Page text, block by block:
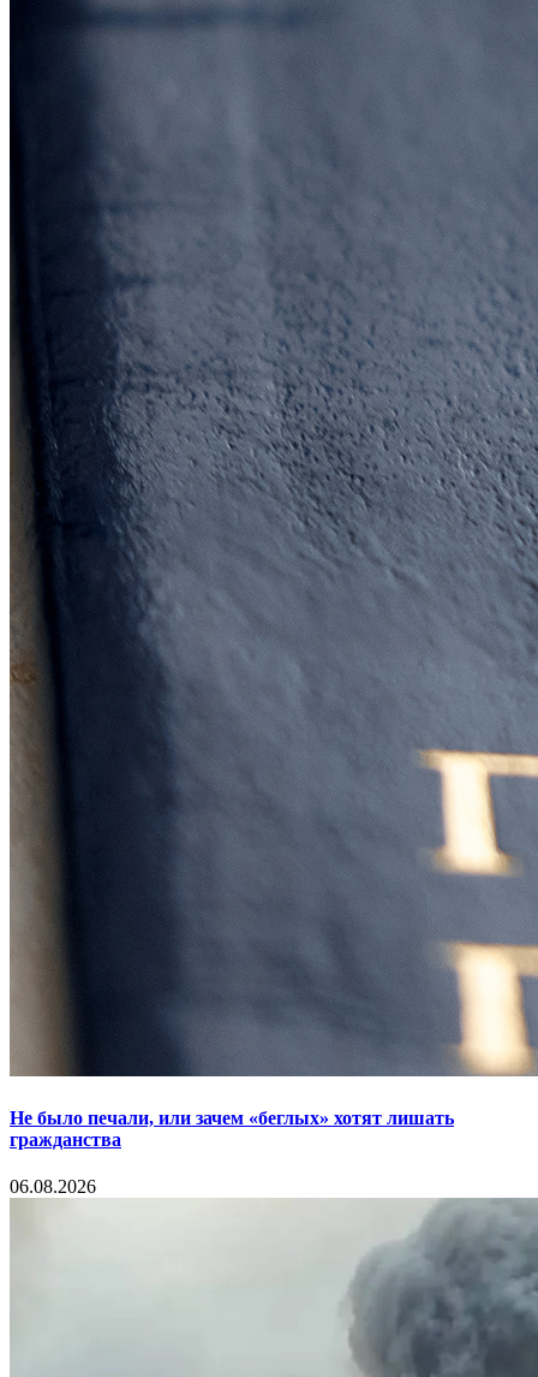
Не было печали, или зачем «беглых» хотят лишать
гражданства
06.08.2026